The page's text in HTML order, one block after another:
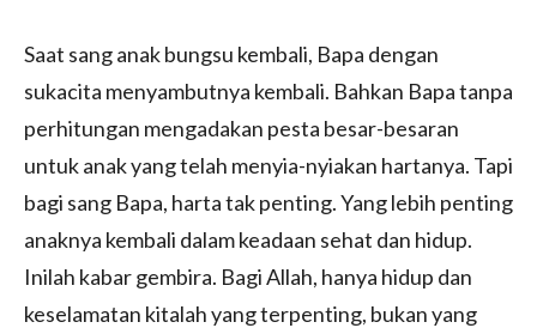
Saat sang anak bungsu kembali, Bapa dengan
sukacita menyambutnya kembali. Bahkan Bapa tanpa
perhitungan mengadakan pesta besar-besaran
untuk anak yang telah menyia-nyiakan hartanya. Tapi
bagi sang Bapa, harta tak penting. Yang lebih penting
anaknya kembali dalam keadaan sehat dan hidup.
Inilah kabar gembira. Bagi Allah, hanya hidup dan
keselamatan kitalah yang terpenting, bukan yang